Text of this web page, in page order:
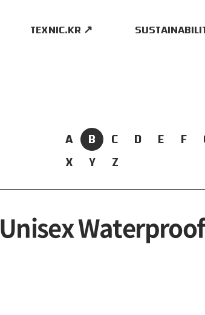
TEXNIC.KR ↗
A B C D E F
X
Y Z
Unisex